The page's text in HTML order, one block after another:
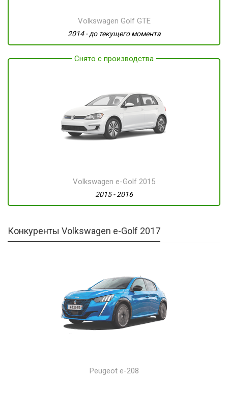
Volkswagen Golf GTE
2014 - до текущего момента
Снято с производства
Volkswagen e-Golf 2015
2015 - 2016
Конкуренты Volkswagen e-Golf 2017
Peugeot e-208